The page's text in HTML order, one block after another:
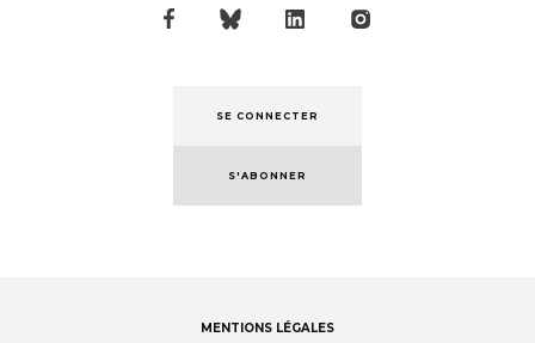
SE CONNECTER
S'ABONNER
MENTIONS LÉGALES